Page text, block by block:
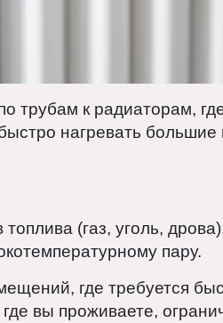
по трубам к
быстро нагревать